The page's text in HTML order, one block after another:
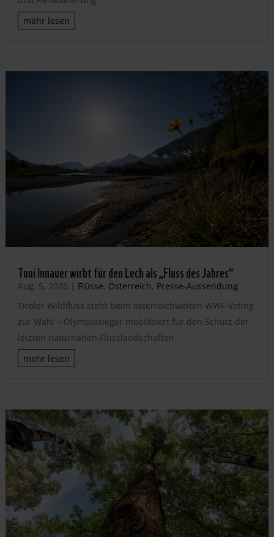
mehr lesen
Toni Innauer wirbt für den Lech als „Fluss des Jahres“
Aug. 5, 2026 | Flüsse, Österreich, Presse-Aussendung
Tiroler Wildfluss steht beim österreichweiten WWF-Voting
zur Wahl – Olympiasieger mobilisiert für den Schutz der
letzten naturnahen Flusslandschaften
mehr lesen